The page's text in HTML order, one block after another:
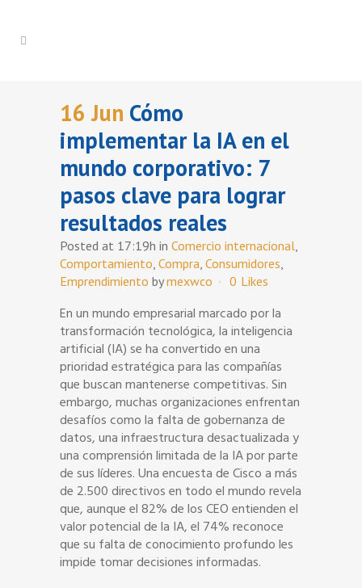
16 Jun Cómo
implementar la IA en el
mundo corporativo: 7
pasos clave para lograr
resultados reales
Posted at 17:19h in Comercio internacional,
Comportamiento, Compra, Consumidores,
Emprendimiento bymexwco 0 Likes
En un mundo empresarial marcado por la
transformación tecnológica, la inteligencia
artificial (IA) se ha convertido en una
prioridad estratégica para las compañías
que buscan mantenerse competitivas. Sin
embargo, muchas organizaciones enfrentan
desafíos como la falta de gobernanza de
datos, una infraestructura desactualizada y
una comprensión limitada de la IA por parte
de sus líderes. Una encuesta de Cisco a más
de 2.500 directivos en todo el mundo revela
que, aunque el 82% de los CEO entienden el
valor potencial de la IA, el 74% reconoce
que su falta de conocimiento profundo les
impide tomar decisiones informadas.